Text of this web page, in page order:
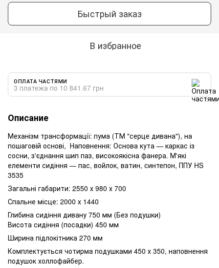
Быстрый заказ
В избранное
ОПЛАТА ЧАСТЯМИ
3 платежа по 10 841.67 грн
Описание
Механізм трансформації: пума (ТМ "серце дивана"), на
пошаговій основі, Наповнення: Основа кута — каркас із
сосни, з'єднання шип паз, високоякісна фанера. М'які
елементи сидіння — пас, войлок, ватин, синтепон, ППУ HS
3535
Загальні габарити: 2550 х 980 х 700
Спальне місце: 2000 х 1440
Глибина сидіння дивану 750 мм (Без подушки)
Висота сидіння (посадки) 450 мм
Ширина підлокітника 270 мм
Комплектується чотирма подушками 450 х 350, наповнення
подушок холлофайбер.